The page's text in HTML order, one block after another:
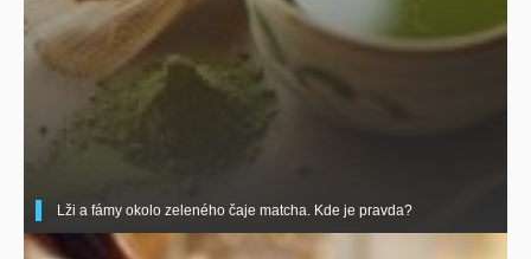
Lži a fámy okolo zeleného čaje matcha. Kde je pravda?